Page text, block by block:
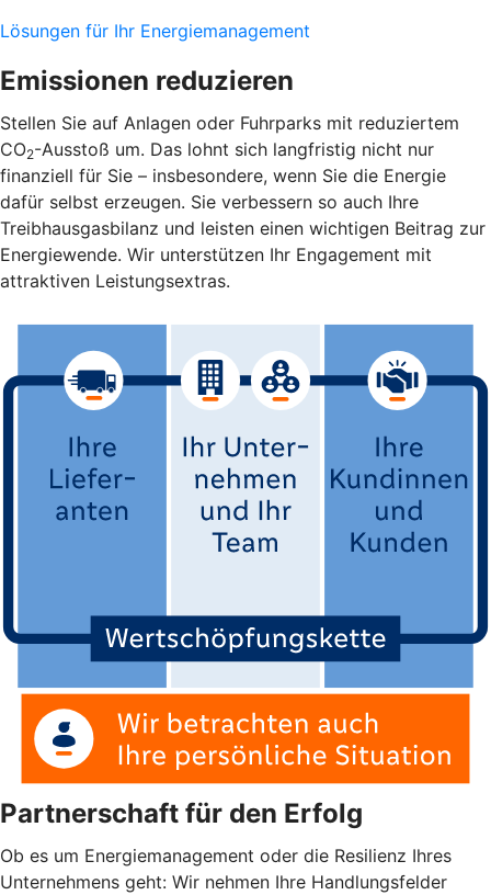
Lösungen für Ihr Energiemanagement
Emissionen reduzieren
Stellen Sie auf Anlagen oder Fuhrparks mit reduziertem
CO2-Ausstoß um. Das lohnt sich langfristig nicht nur
finanziell für Sie – insbesondere, wenn Sie die Energie
dafür selbst erzeugen. Sie verbessern so auch Ihre
Treibhausgasbilanz und leisten einen wichtigen Beitrag zur
Energiewende. Wir unterstützen Ihr Engagement mit
attraktiven Leistungsextras.
Partnerschaft für den Erfolg
Ob es um Energiemanagement oder die Resilienz Ihres
Unternehmens geht: Wir nehmen Ihre Handlungsfelder